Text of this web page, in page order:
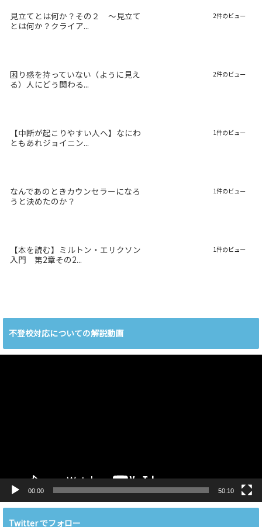
見立てとは何か？その２ 〜見立て
とは何か？クライア...
2件のビュー
困り感を持っていない（ように見え
る）人にどう関わる...
2件のビュー
【中断が起こりやすい人へ】なにわ
ともあれジョイニン...
1件のビュー
なんであのときカウンセラーになろ
うと決めたのか？
1件のビュー
【本を読む】ミルトン・エリクソン
入門 第2章その2...
1件のビュー
不登校対応についての解説動画
00:00 50:10
Twitter でフォロー